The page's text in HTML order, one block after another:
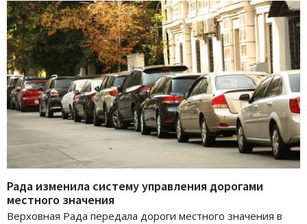
Рада изменила систему управления дорогами
местного значения
Верховная Рада передала дороги местного значения в